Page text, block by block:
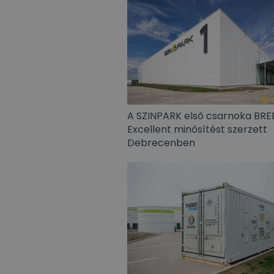
A SZINPARK első csarnoka
Excellent minősítést szerzett
Debrecenben